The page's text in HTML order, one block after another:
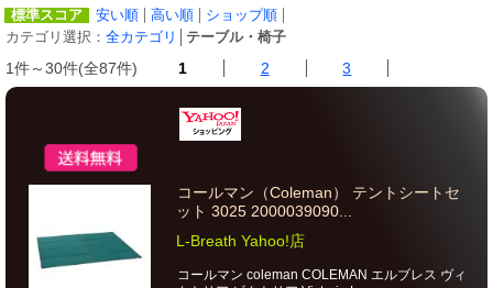
標準スコア 安い順 高い順
ショップ順
カテゴリ選択： 全カテゴリ テーブル・椅子
1件～30件(全87件) 1 2 3
コールマン（Coleman） テントシートセ
ット 3025 2000039090...
L-Breath Yahoo!店
コールマン coleman COLEMAN エルブレス ヴィ